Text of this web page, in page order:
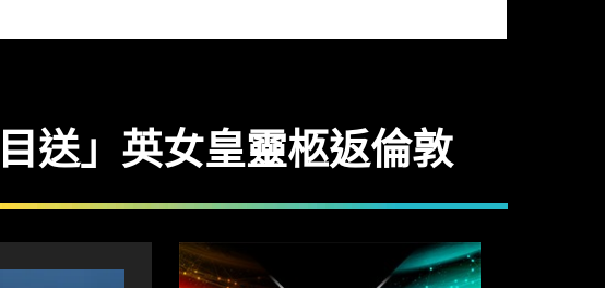
送」英女皇靈柩返倫敦